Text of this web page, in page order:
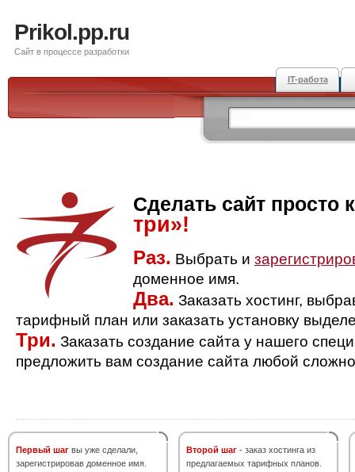
Prikol.pp.ru
Сайт в процессе разработки
IT-работа
Сделать сайт просто
три»!
Раз. Выбрать и
доменное имя.
Два. Заказать хостинг,
тарифный план или заказать установку
Три. Заказать создание сайта у нашего
предложить вам создание сайта любой
Первый шаг вы уже сделали,
зарегистрировав доменное имя.
Второй шаг - заказ хостинга из
предлагаемых тарифных планов.